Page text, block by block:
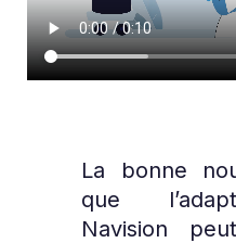
La bonne
que
Navision